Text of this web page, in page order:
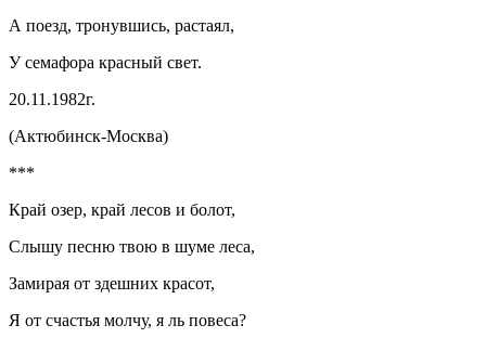
А поезд, тронувшись, растаял,
У семафора красный свет.
20.11.1982г.
(Актюбинск-Москва)
***
Край озер, край лесов и болот,
Слышу песню твою в шуме леса,
Замирая от здешних красот,
Я от счастья молчу, я ль повеса?